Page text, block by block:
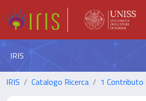
IRIS
IRIS Catalogo Ricerca 1